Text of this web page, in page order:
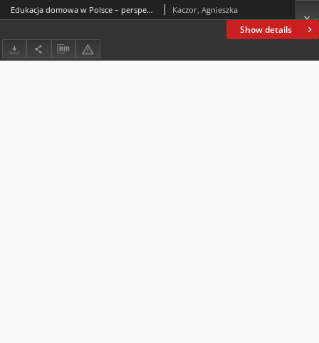
Show details
Edukacja domowa w Polsce – perspektywa rodziców Kaczor, Agnieszka